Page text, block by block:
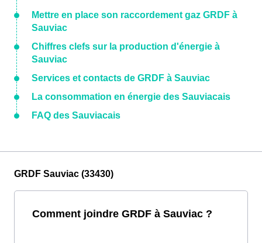
Mettre en place son raccordement gaz GRDF à
Sauviac
Chiffres clefs sur la production d'énergie à
Sauviac
Services et contacts de GRDF à Sauviac
La consommation en énergie des Sauviacais
FAQ des Sauviacais
GRDF Sauviac (33430)
Comment joindre GRDF à Sauviac ?